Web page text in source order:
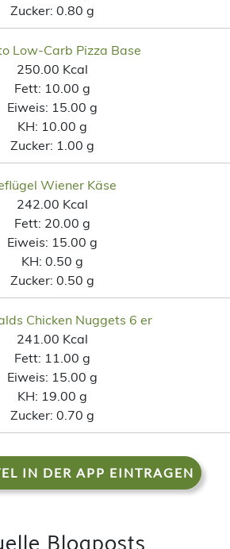
Zucker: 0.80 g
Low-Carb Pizza Base
250.00 Kcal
Fett: 10.00 g
Eiweis: 15.00 g
KH: 10.00 g
Zucker: 1.00 g
Wiener Käse
242.00 Kcal
Fett: 20.00 g
Eiweis: 15.00 g
KH: 0.50 g
Zucker: 0.50 g
Chicken Nuggets 6 er
241.00 Kcal
Fett: 11.00 g
Eiweis: 15.00 g
KH: 19.00 g
Zucker: 0.70 g
IN DER APP EINTRAGEN